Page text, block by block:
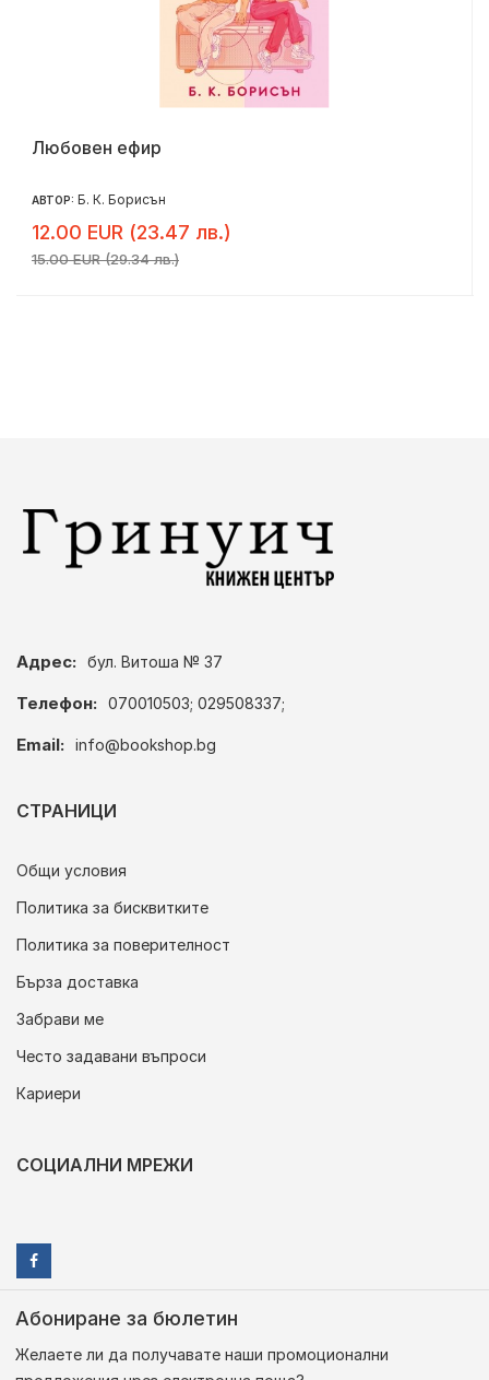
Любовен ефир
АВТОР: Б. К. Борисън
12.00 EUR (23.47 лв.)
15.00 EUR (29.34 лв.)
Адрес: бул. Витоша № 37
Телефон: 070010503; 029508337;
Email: info@bookshop.bg
СТРАНИЦИ
Общи условия
Политика за бисквитките
Политика за поверителност
Бърза доставка
Забрави ме
Често задавани въпроси
Кариери
СОЦИАЛНИ МРЕЖИ
Абониране за бюлетин
Желаете ли да получавате наши промоционални